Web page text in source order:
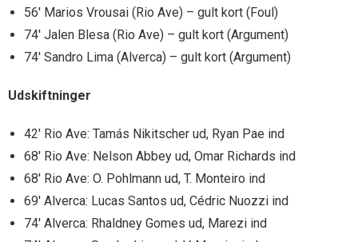
56′ Marios Vrousai (Rio Ave) – gult kort (Foul)
74′ Jalen Blesa (Rio Ave) – gult kort (Argument)
74′ Sandro Lima (Alverca) – gult kort (Argument)
Udskiftninger
42′ Rio Ave: Tamás Nikitscher ud, Ryan Pae ind
68′ Rio Ave: Nelson Abbey ud, Omar Richards ind
68′ Rio Ave: O. Pohlmann ud, T. Monteiro ind
69′ Alverca: Lucas Santos ud, Cédric Nuozzi ind
74′ Alverca: Rhaldney Gomes ud, Marezi ind